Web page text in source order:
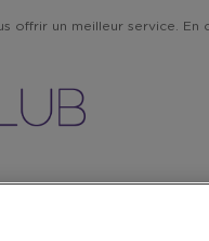
offrir un meilleur service.